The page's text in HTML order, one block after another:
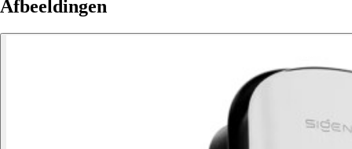
Afbeeldingen